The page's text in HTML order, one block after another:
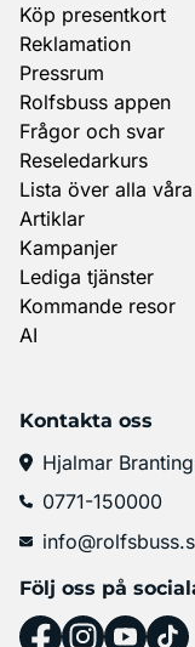
Köp presentkort
Reklamation
Pressrum
Rolfsbuss appen
Frågor och svar
Reseledarkurs
Lista över alla
Artiklar
Kampanjer
Lediga tjänster
Kommande resor
AI
Kontakta oss
Hjalmar
0771-150000
Följ oss på